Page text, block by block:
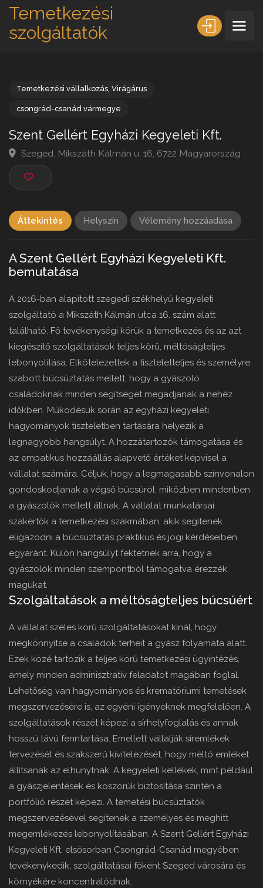
Temetkezési
szolgáltatók
Szent Gellért Egyházi Kegyeleti Kft.
Szeged, Mikszáth Kálmán u. 16, 6722 Magyarország
Áttekintés Helyszín Vélemény hozzáadása
A Szent Gellért Egyházi Kegyeleti Kft.
bemutatása
A 2016-ban alapított szegedi székhelyű kegyeleti
szolgáltató a Mikszáth Kálmán utca 16. szám alatt
található. Fő tevékenységi körük a temetkezés és az azt
kiegészítő szolgáltatások teljes körű, méltóságteljes
lebonyolítása. Elkötelezettek a tiszteletteljes és személyre
szabott búcsúztatás mellett, hogy a gyászoló
családoknak minden segítséget megadjanak a nehéz
időkben. Működésük során az egyházi kegyeleti
hagyományok tiszteletben tartására helyezik a
legnagyobb hangsúlyt. A hozzátartozók támogatása és
az empatikus hozzáállás alapvető értéket képvisel a
vállalat számára. Céljuk, hogy a legmagasabb színvonalon
gondoskodjanak a végső búcsúról, miközben mindenben
a gyászolók mellett állnak. A vállalat munkatársai
szakértők a temetkezési szakmában, akik segítenek
eligazodni a búcsúztatás praktikus és jogi kérdéseiben
egyaránt. Külön hangsúlyt fektetnek arra, hogy a
gyászolók minden szempontból támogatva érezzék
magukat.
Szolgáltatások a méltóságteljes búcsúért
A vállalat széles körű szolgáltatásokat kínál, hogy
megkönnyítse a családok terheit a gyász folyamata alatt.
Ezek közé tartozik a teljes körű temetkezési ügyintézés,
amely minden adminisztratív feladatot magában foglal.
Lehetőség van hagyományos és krematóriumi temetések
megszervezésére is, az egyéni igényeknek megfelelően. A
szolgáltatások részét képezi a sírhelyfoglalás és annak
hosszú távú fenntartása. Emellett vállalják síremlékek
tervezését és szakszerű kivitelezését, hogy méltó emléket
állítsanak az elhunytnak. A kegyeleti kellékek, mint például
a gyászjelentések és koszorúk biztosítása szintén a
portfólió részét képezi. A temetési búcsúztatók
megszervezésével segítenek a személyes és meghitt
megemlékezés lebonyolításában. A Szent Gellért Egyházi
Kegyeleti Kft. elsősorban Csongrád-Csanád megyében
tevékenykedik, szolgáltatásai főként Szeged városára és
környékére koncentrálódnak.